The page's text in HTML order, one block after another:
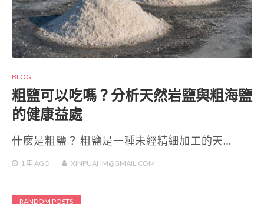
BLOG
粗鹽可以吃嗎？分析天然岩鹽與粗海鹽
的健康益處
什麼是粗鹽？ 粗鹽是一種未經精細加工的天…
1 年 AGO XINPUAHM@GMAIL.COM
RANDOM POSTS